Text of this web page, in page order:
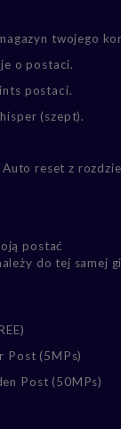
twojego
o postaci.
postaci.
(szept).
Auto reset z
postać
do tej samej
Post (5MPs)
Post (50MPs)